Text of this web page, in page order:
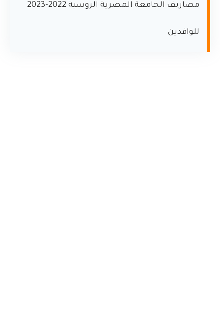
مصاريف الجامعة المصرية الروسية 2022-2023
للوافدين